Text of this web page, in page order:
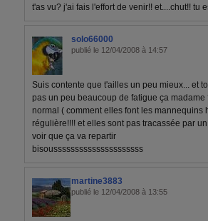
t'as vu? j'ai fais l'effort de venir!! et....chut!! tu
solo66000
publié le 12/04/2008 à 14:57
Suis contente que t'ailles un peu mieux... et
pas un peu beaucoup de fatigue ça
normal ( comment elles font les mannequins
régulière!!!! et elles sont pas tracassée par
voir que ça va repartir
bisousssssssssssssssssssss
martine3883
publié le 12/04/2008 à 13:55